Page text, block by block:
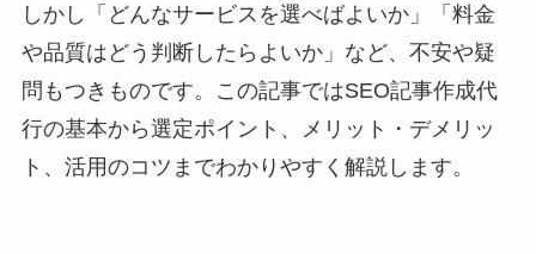
しかし「どんなサービスを選べばよいか」「料金
や品質はどう判断したらよいか」など、不安や疑
問もつきものです。この記事ではSEO記事作成代
行の基本から選定ポイント、メリット・デメリッ
ト、活用のコツまでわかりやすく解説します。